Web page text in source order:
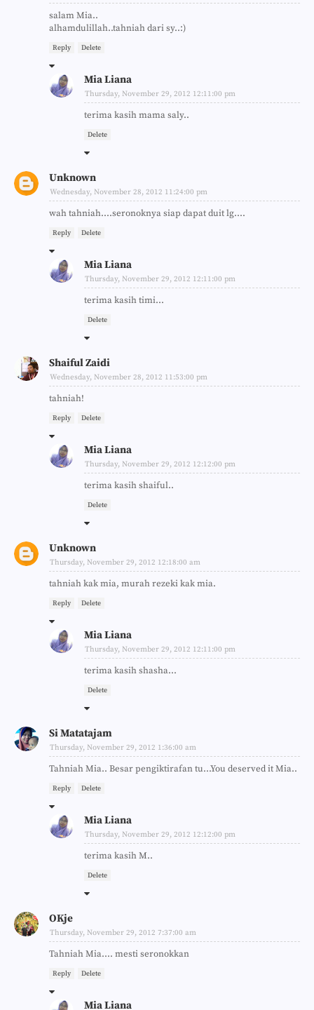
salam Mia..
alhamdulillah..tahniah dari sy..:)
Reply Delete
Mia Liana
Thursday, November 29, 2012 12:11:00 pm
terima kasih mama saly..
Delete
Unknown
Wednesday, November 28, 2012 11:24:00 pm
wah tahniah....seronoknya siap dapat duit lg....
Reply Delete
Mia Liana
Thursday, November 29, 2012 12:11:00 pm
terima kasih timi...
Delete
Shaiful Zaidi
Wednesday, November 28, 2012 11:53:00 pm
tahniah!
Reply Delete
Mia Liana
Thursday, November 29, 2012 12:12:00 pm
terima kasih shaiful..
Delete
Unknown
Thursday, November 29, 2012 12:18:00 am
tahniah kak mia, murah rezeki kak mia.
Reply Delete
Mia Liana
Thursday, November 29, 2012 12:11:00 pm
terima kasih shasha...
Delete
Si Matatajam
Thursday, November 29, 2012 1:36:00 am
Tahniah Mia.. Besar pengiktirafan tu...You deserved it Mia..
Reply Delete
Mia Liana
Thursday, November 29, 2012 12:12:00 pm
terima kasih M..
Delete
OKje
Thursday, November 29, 2012 7:37:00 am
Tahniah Mia.... mesti seronokkan
Reply Delete
Mia Liana